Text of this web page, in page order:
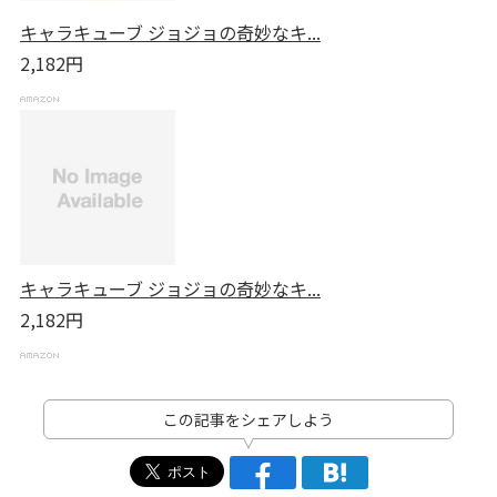
キャラキューブ ジョジョの奇妙なキ...
2,182円
キャラキューブ ジョジョの奇妙なキ...
2,182円
この記事をシェアしよう